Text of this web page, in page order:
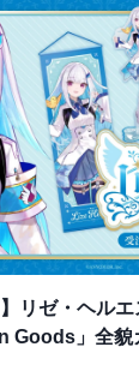
リゼ・ヘル
Goods」全貌